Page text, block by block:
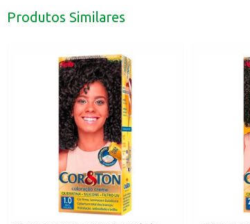
Produtos Similares